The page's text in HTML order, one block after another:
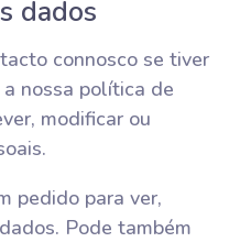
dados
connosco se tiver
nossa política de
modificar ou
pedido para ver,
Pode também